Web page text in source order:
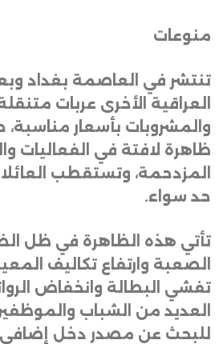
منوعات
تنتشر في العاصمة بغداد
العراقية الأخرى عربات
والمشروبات بأسعار
ظاهرة لافتة في الفعاليات
المزدحمة، وتستقطب
حد سواء.
تأتي هذه الظاهرة في ظل
الصعبة وارتفاع تكاليف
تفشي البطالة وانخفاض
العديد من الشباب
للبحث عن مصدر دخل إضافي